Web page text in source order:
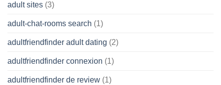
adult sites (3)
adult-chat-rooms search (1)
adultfriendfinder adult dating (2)
adultfriendfinder connexion (1)
adultfriendfinder de review (1)